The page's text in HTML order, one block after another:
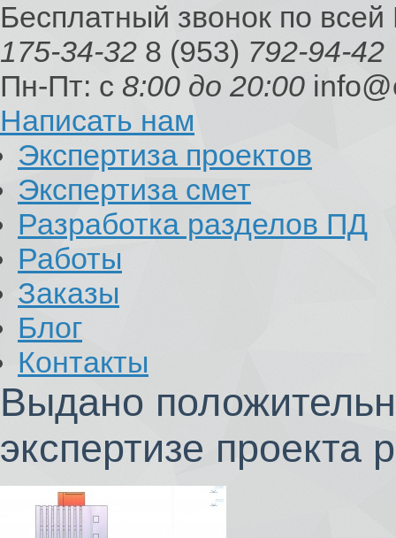
Бесплатный звонок по
175-34-32 8 (953) 792-94-42
Пн-Пт: с 8:00 до 20:00
Написать нам
Экспертиза проектов
Экспертиза смет
Разработка разделов ПД
Работы
Заказы
Блог
Контакты
Выдано
экспертизе проекта